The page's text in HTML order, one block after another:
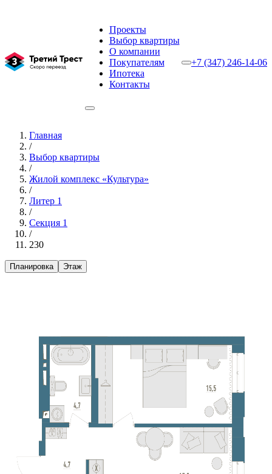
Проекты
Выбор квартиры
О компании
Покупателям
Ипотека
Контакты
+7 (347) 246-14-06
Главная
/
Выбор квартиры
/
Жилой комплекс «Культура»
/
Литер 1
/
Секция 1
/
230
Планировка Этаж